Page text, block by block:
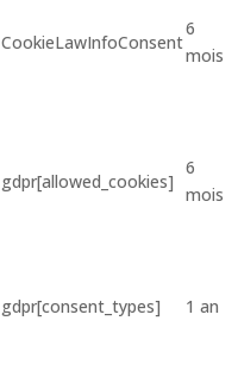
CookieLawInfoConsent
6
mois
gdpr[allowed_cookies]
6
mois
gdpr[consent_types] 1 an